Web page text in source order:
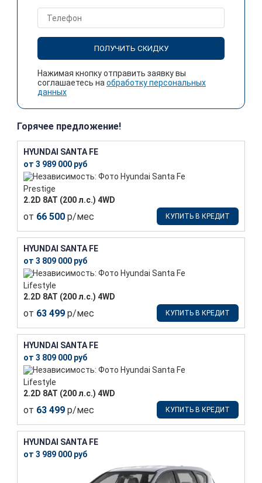
ПОЛУЧИТЬ СКИДКУ
Нажимая кнопку отправить заявку вы
соглашаетесь на обработку персональных
данных
Горячее предложение!
HYUNDAI SANTA FE
от 3 989 000 руб
Prestige
2.2D 8АТ (200 л.с.) 4WD
от 66 500 р/мес КУПИТЬ В КРЕДИТ
HYUNDAI SANTA FE
от 3 809 000 руб
Lifestyle
2.2D 8АТ (200 л.с.) 4WD
от 63 499 р/мес КУПИТЬ В КРЕДИТ
HYUNDAI SANTA FE
от 3 809 000 руб
Lifestyle
2.2D 8АТ (200 л.с.) 4WD
от 63 499 р/мес КУПИТЬ В КРЕДИТ
HYUNDAI SANTA FE
от 3 989 000 руб